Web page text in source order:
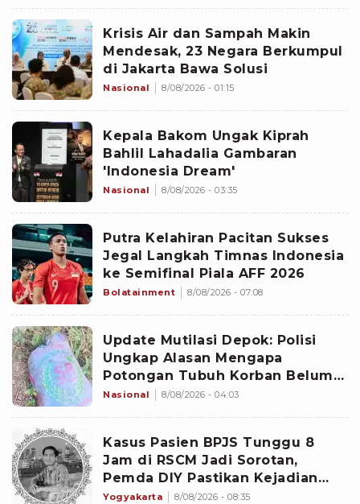
Krisis Air dan Sampah Makin
Mendesak, 23 Negara Berkumpul
di Jakarta Bawa Solusi
Nasional 8/08/2026 - 01:15
Kepala Bakom Ungak Kiprah
Bahlil Lahadalia Gambaran
'Indonesia Dream'
Nasional 8/08/2026 - 03:35
Putra Kelahiran Pacitan Sukses
Jegal Langkah Timnas Indonesia
ke Semifinal Piala AFF 2026
Bolatainment 8/08/2026 - 07:08
Update Mutilasi Depok: Polisi
Ungkap Alasan Mengapa
Potongan Tubuh Korban Belum
Juga Ditemukan
Nasional 8/08/2026 - 04:03
Kasus Pasien BPJS Tunggu 8
Jam di RSCM Jadi Sorotan,
Pemda DIY Pastikan Kejadian
Serupa Tak Terjadi Yogyakarta
Yogyakarta 8/08/2026 - 08:35